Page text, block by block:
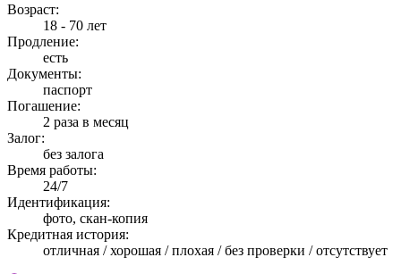
Возраст:
18 - 70 лет
Продление:
есть
Документы:
паспорт
Погашение:
2 раза в месяц
Залог:
без залога
Время работы:
24/7
Идентификация:
фото, скан-копия
Кредитная история:
отличная / хорошая / плохая / без проверки / отсутствует